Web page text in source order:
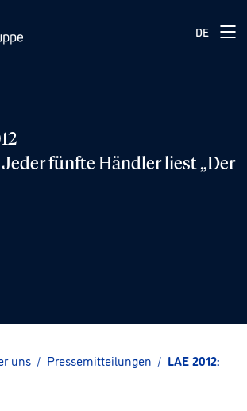
DE
Jeder fünfte Händler liest „Der
uns / Pressemitteilungen / LAE 2012: